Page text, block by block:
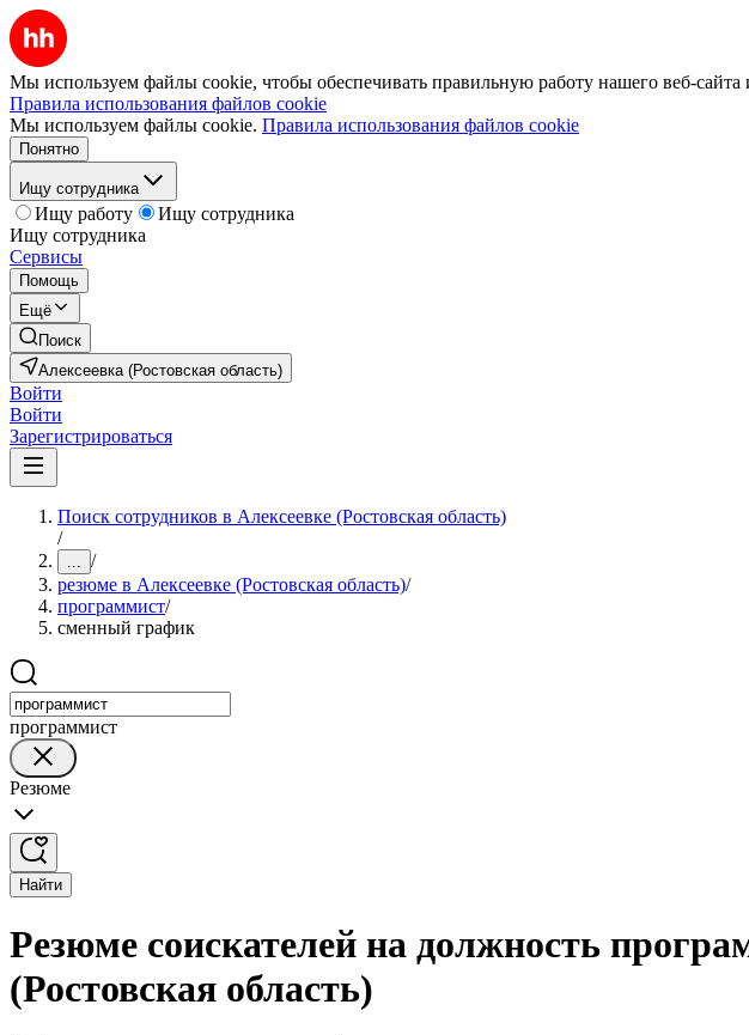
Мы используем файлы cookie, чтобы обеспечивать правильную работу нашего веб-сайта
Правила использования файлов cookie
Мы используем файлы cookie. Правила использования файлов cookie
Понятно
Ищу сотрудника
Ищу работу
Ищу сотрудника
Ищу сотрудника
Сервисы
Помощь
Ещё
Поиск
Алексеевка (Ростовская область)
Войти
Войти
Зарегистрироваться
Поиск сотрудников в Алексеевке (Ростовская область)
/
... /
резюме в Алексеевке (Ростовская область)/
программист/
сменный график
программист
Резюме
Найти
Резюме соискателей на должность
(Ростовская область)